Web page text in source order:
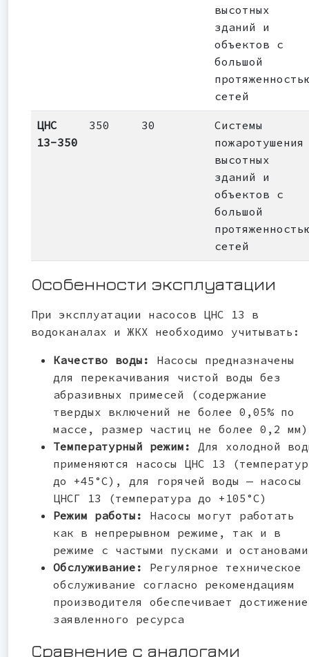
высотных
зданий и
объектов с
большой
сетей
ЦНС
13-350
350 30
Системы
пожаротушения
высотных
зданий и
объектов с
большой
сетей
Особенности эксплуатации
При эксплуатации насосов ЦНС 13 в
водоканалах и ЖКХ необходимо учитывать:
Качество воды: Насосы предназначены
для перекачивания чистой воды без
абразивных примесей (содержание
твердых включений не более 0,05% по
массе, размер частиц не более 0,2 мм)
Температурный режим: Для холодной
применяются насосы ЦНС 13
до +45°С), для горячей воды — насосы
ЦНСГ 13 (температура до +105°С)
Режим работы: Насосы могут работать
как в непрерывном режиме, так и в
режиме с частыми пусками и остановами
Обслуживание: Регулярное техническое
обслуживание согласно рекомендациям
производителя обеспечивает достижение
заявленного ресурса
Сравнение с аналогами